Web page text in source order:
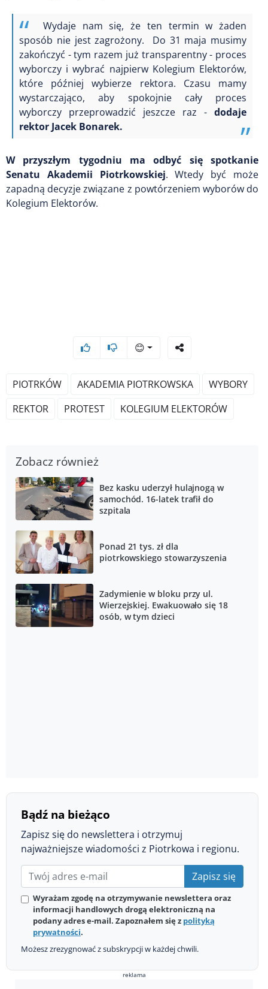
Wydaje nam się, że ten termin w żaden
sposób nie jest zagrożony. Do 31 maja musimy
zakończyć - tym razem już transparentny - proces
wyborczy i wybrać najpierw Kolegium Elektorów,
które później wybierze rektora. Czasu mamy
wystarczająco, aby spokojnie cały proces
wyborczy przeprowadzić jeszcze raz - dodaje
rektor Jacek Bonarek.
W przyszłym tygodniu ma odbyć się spotkanie
Senatu Akademii Piotrkowskiej. Wtedy być może
zapadną decyzje związane z powtórzeniem wyborów do
Kolegium Elektorów.
😊
PIOTRKÓW AKADEMIA PIOTRKOWSKA
WYBORY
REKTOR
PROTEST KOLEGIUM ELEKTORÓW
Zobacz również
Bez kasku uderzył hulajnogą w
samochód. 16-latek trafił do
szpitala
Ponad 21 tys. zł dla
piotrkowskiego stowarzyszenia
Zadymienie w bloku przy ul.
Wierzejskiej. Ewakuowało się 18
osób, w tym dzieci
Bądź na bieżąco
Zapisz się do newslettera i otrzymuj
najważniejsze wiadomości z Piotrkowa i regionu.
Zapisz się
Wyrażam zgodę na otrzymywanie newslettera oraz
informacji handlowych drogą elektroniczną na
podany adres e-mail. Zapoznałem się z polityką
prywatności.
Możesz zrezygnować z subskrypcji w każdej chwili.
reklama